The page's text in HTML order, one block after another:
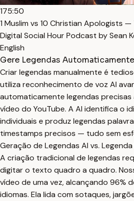
175:50
1 Muslim vs 10 Christian Apologists
Digital Social Hour Podcast by Sean
English
Gere Legendas
Criar legendas manualmente é
utiliza reconhecimento de voz AI
automaticamente legendas
vídeo do YouTube. A AI identifica o
individuais e produz legendas
timestamps precisos — tudo sem
Geração de Legendas AI vs. Legenda
A criação tradicional de legendas
digitar o texto quadro a quadro.
vídeo de uma vez, alcançando 96%
idiomas. Ela lida com sotaques,